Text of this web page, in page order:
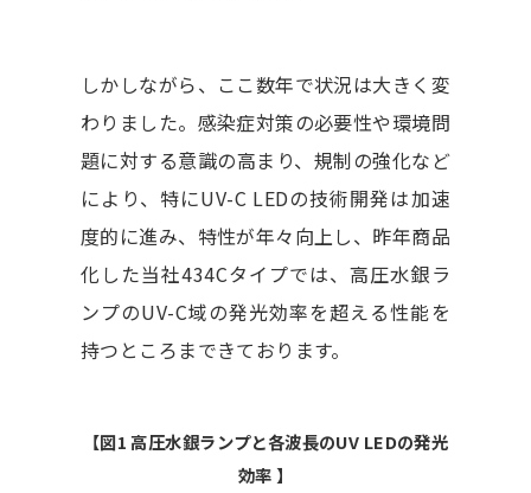
しかしながら、ここ数年で状況は大きく変
わりました。感染症対策の必要性や環境問
題に対する意識の高まり、規制の強化など
により、特にUV-C LEDの技術開発は加速
度的に進み、特性が年々向上し、昨年商品
化した当社434Cタイプでは、高圧水銀ラ
ンプのUV-C域の発光効率を超える性能を
持つところまできております。
【図1 高圧水銀ランプと各波長のUV LEDの発光
効率 】